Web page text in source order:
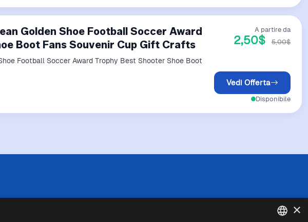
Golden Shoe Football Soccer Award
Boot Fans Souvenir Cup Gift Crafts
Football Soccer Award Trophy Best Shooter Shoe Boot
A partire da
2,50$ 5,00$
Vedi Offerta
Disponibile
in grado di garantire l'esattezza o la completezza delle informazioni
×